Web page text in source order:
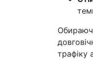
трафіку